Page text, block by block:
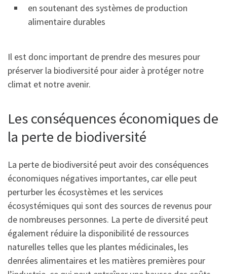
en soutenant des systèmes de production
alimentaire durables
Il est donc important de prendre des mesures pour
préserver la biodiversité pour aider à protéger notre
climat et notre avenir.
Les conséquences économiques de
la perte de biodiversité
La perte de biodiversité peut avoir des conséquences
économiques négatives importantes, car elle peut
perturber les écosystèmes et les services
écosystémiques qui sont des sources de revenus pour
de nombreuses personnes. La perte de diversité peut
également réduire la disponibilité de ressources
naturelles telles que les plantes médicinales, les
denrées alimentaires et les matières premières pour